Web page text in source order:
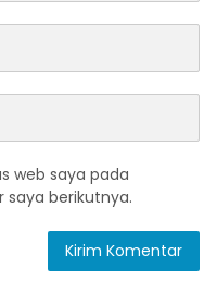
web saya pada
berikutnya.